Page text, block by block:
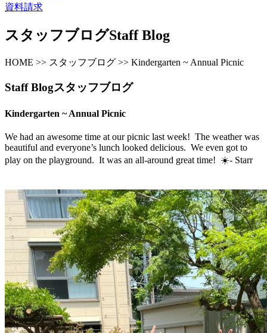
資料請求
スタッフブログStaff Blog
HOME >> スタッフブログ >> Kindergarten ~ Annual Picnic
Staff Blogスタッフブログ
Kindergarten ~ Annual Picnic
We had an awesome time at our picnic last week! The weather was
beautiful and everyone’s lunch looked delicious. We even got to
play on the playground. It was an all-around great time! ☀️- Starr